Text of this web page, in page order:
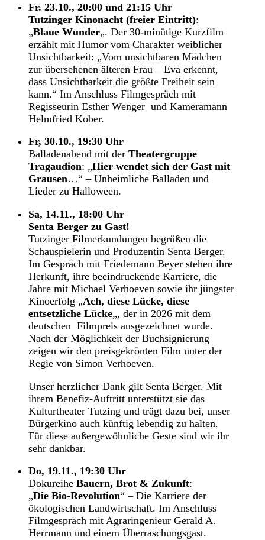
Fr. 23.10., 20:00 und 21:15 Uhr
Tutzinger Kinonacht (freier Eintritt):
„Blaue Wunder„. Der 30-minütige Kurzfilm
erzählt mit Humor vom Charakter weiblicher
Unsichtbarkeit: „Vom unsichtbaren Mädchen
zur übersehenen älteren Frau – Eva erkennt,
dass Unsichtbarkeit die größte Freiheit sein
kann.“ Im Anschluss Filmgespräch mit
Regisseurin Esther Wenger und Kameramann
Helmfried Kober.
Fr, 30.10., 19:30 Uhr
Balladenabend mit der Theatergruppe
Tragaudion: „Hier wendet sich der Gast mit
Grausen…“ – Unheimliche Balladen und
Lieder zu Halloween.
Sa, 14.11., 18:00 Uhr
Senta Berger zu Gast!
Tutzinger Filmerkundungen begrüßen die
Schauspielerin und Produzentin Senta Berger.
Im Gespräch mit Friedemann Beyer stehen ihre
Herkunft, ihre beeindruckende Karriere, die
Jahre mit Michael Verhoeven sowie ihr jüngster
Kinoerfolg „Ach, diese Lücke, diese
entsetzliche Lücke„, der in 2026 mit dem
deutschen Filmpreis ausgezeichnet wurde.
Nach der Möglichkeit der Buchsignierung
zeigen wir den preisgekrönten Film unter der
Regie von Simon Verhoeven.
Unser herzlicher Dank gilt Senta Berger. Mit
ihrem Benefiz-Auftritt unterstützt sie das
Kulturtheater Tutzing und trägt dazu bei, unser
Bürgerkino auch künftig lebendig zu halten.
Für diese außergewöhnliche Geste sind wir ihr
sehr dankbar.
Do, 19.11., 19:30 Uhr
Dokureihe Bauern, Brot & Zukunft:
„Die Bio-Revolution“ – Die Karriere der
ökologischen Landwirtschaft. Im Anschluss
Filmgespräch mit Agraringenieur Gerald A.
Herrmann und einem Überraschungsgast.